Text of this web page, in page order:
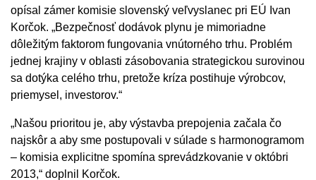
opísal zámer komisie slovenský veľvyslanec pri EÚ Ivan
Korčok. „Bezpečnosť dodávok plynu je mimoriadne
dôležitým faktorom fungovania vnútorného trhu. Problém
jednej krajiny v oblasti zásobovania strategickou surovinou
sa dotýka celého trhu, pretože kríza postihuje výrobcov,
priemysel, investorov.“
„Našou prioritou je, aby výstavba prepojenia začala čo
najskôr a aby sme postupovali v súlade s harmonogramom
– komisia explicitne spomína sprevádzkovanie v októbri
2013,“ doplnil Korčok.